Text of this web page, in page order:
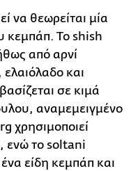
να θεωρείται μία
κεμπάπ. Το shish
από αρνί
και
σε κιμά
αναμεμειγμένο
χρησιμοποιεί
ενώ το soltani
είδη κεμπάπ και